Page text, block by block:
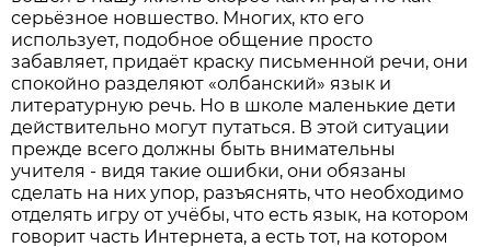
серьёзное новшество. Многих, кто его
использует, подобное общение просто
забавляет, придаёт краску письменной речи, они
спокойно разделяют «олбанский» язык и
литературную речь. Но в школе маленькие дети
действительно могут путаться. В этой ситуации
прежде всего должны быть внимательны
учителя - видя такие ошибки, они обязаны
сделать на них упор, разъяснять, что необходимо
отделять игру от учёбы, что есть язык, на котором
говорит часть Интернета, а есть тот, на котором